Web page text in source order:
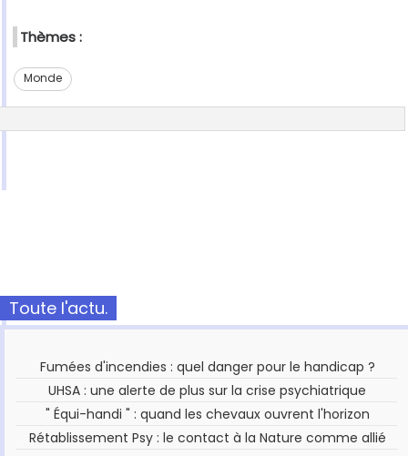
Thèmes :
Monde
Toute l'actu.
Fumées d'incendies : quel danger pour le handicap ?
UHSA : une alerte de plus sur la crise psychiatrique
" Équi-handi " : quand les chevaux ouvrent l'horizon
Rétablissement Psy : le contact à la Nature comme allié